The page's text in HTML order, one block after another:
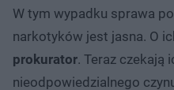
W tym wypadku sprawa
narkotyków jest jasna. O
prokurator. Teraz czekają
nieodpowiedzialnego